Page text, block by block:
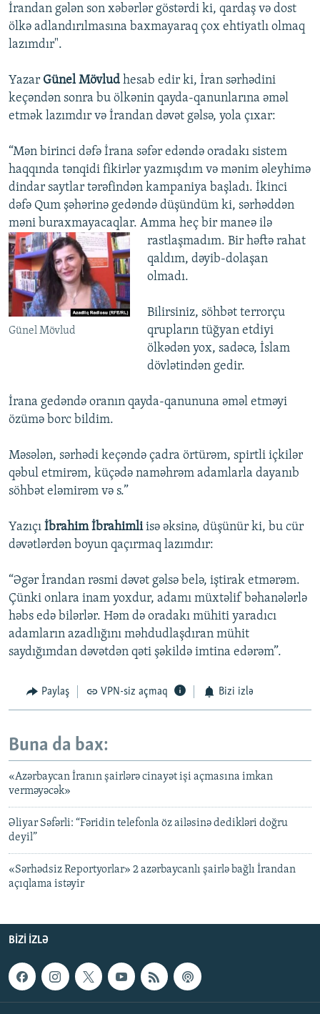
İrandan gələn son xəbərlər göstərdi ki, qardaş və dost
ölkə adlandırılmasına baxmayaraq çox ehtiyatlı olmaq
lazımdır".
Yazar Günel Mövlud hesab edir ki, İran sərhədini
keçəndən sonra bu ölkənin qayda-qanunlarına əməl
etmək lazımdır və İrandan dəvət gəlsə, yola çıxar:
“Mən birinci dəfə İrana səfər edəndə oradakı sistem
haqqında tənqidi fikirlər yazmışdım və mənim əleyhimə
dindar saytlar tərəfindən kampaniya başladı. İkinci
dəfə Qum şəhərinə gedəndə düşündüm ki, sərhəddən
məni buraxmayacaqlar. Amma heç bir
Günel Mövlud
maneə ilə
rastlaşmadım. Bir həftə rahat
qaldım, dəyib-dolaşan
olmadı.
Bilirsiniz, söhbət terrorçu
qrupların tüğyan etdiyi
ölkədən yox, sadəcə, İslam
dövlətindən gedir.
İrana gedəndə oranın qayda-qanununa əməl etməyi
özümə borc bildim.
Məsələn, sərhədi keçəndə çadra örtürəm, spirtli içkilər
qəbul etmirəm, küçədə naməhrəm adamlarla dayanıb
söhbət eləmirəm və s.”
Yazıçı İbrahim İbrahimliisə əksinə, düşünür ki, bu cür
dəvətlərdən boyun qaçırmaq lazımdır:
“Əgər İrandan rəsmi dəvət gəlsə belə, iştirak etmərəm.
Çünki onlara inam yoxdur, adamı müxtəlif bəhanələrlə
həbs edə bilərlər. Həm də oradakı mühiti yaradıcı
adamların azadlığını məhdudlaşdıran mühit
saydığımdan dəvətdən qəti şəkildə imtina edərəm”.
Paylaş VPN-siz açmaq Bizi izlə
Buna da bax:
«Azərbaycan İranın şairlərə cinayət işi açmasına imkan
verməyəcək»
Əliyar Səfərli: “Fəridin telefonla öz ailəsinə dedikləri doğru
deyil”
«Sərhədsiz Reportyorlar» 2 azərbaycanlı şairlə bağlı İrandan
açıqlama istəyir
BIZI IZLƏ